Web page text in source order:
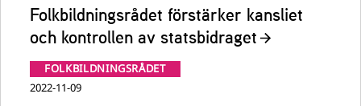
Folkbildningsrådet förstärker kansliet
och kontrollen av statsbidraget
FOLKBILDNINGSRÅDET
2022-11-09